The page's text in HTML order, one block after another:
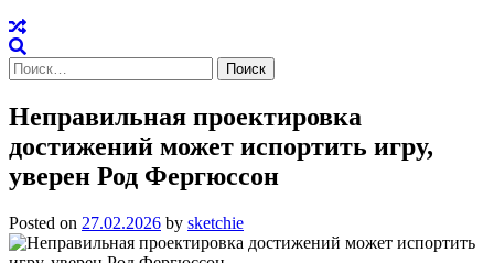
Найти:
Неправильная проектировка
достижений может испортить игру,
уверен Род Фергюссон
Posted on 27.02.2026 by sketchie